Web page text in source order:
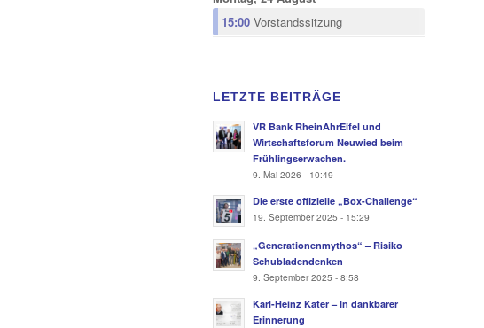
15:00 Vorstandssitzung
LETZTE BEITRÄGE
VR Bank RheinAhrEifel und
Wirtschaftsforum Neuwied beim
Frühlingserwachen.
9. Mai 2026 - 10:49
Die erste offizielle „Box-Challenge“
19. September 2025 - 15:29
„Generationenmythos“ – Risiko
Schubladendenken
9. September 2025 - 8:58
Karl-Heinz Kater – In dankbarer
Erinnerung